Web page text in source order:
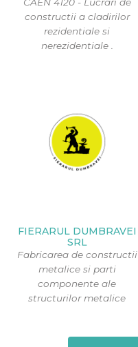
constructii a cladirilor
rezidentiale si
nerezidentiale .
FIERARUL DUMBRAVEI
SRL
Fabricarea de constructii
metalice si parti
componente ale
structurilor metalice